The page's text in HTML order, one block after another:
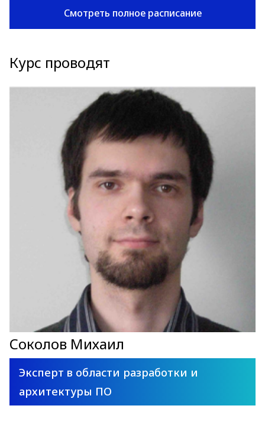
Смотреть полное расписание
Курс проводят
Соколов Михаил
Эксперт в области разработки и
архитектуры ПО